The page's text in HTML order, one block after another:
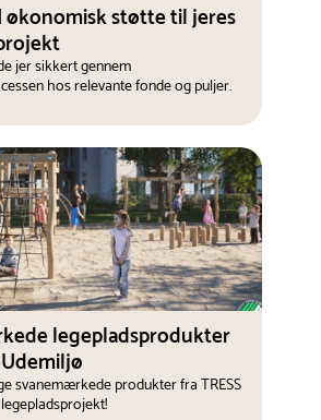
økonomisk støtte til jeres
jer sikkert gennem
hos relevante fonde og puljer.
legepladsprodukter
svanemærkede produkter fra TRESS